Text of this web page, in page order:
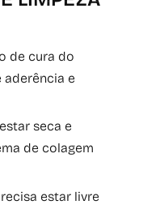
de cura do
e
seca e
de colagem
estar livre